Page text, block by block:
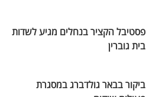
פסטיבל הקציר בנחלים מגיע לשדות
בית גוברין
ביקור בבאר גולדברג במסגרת